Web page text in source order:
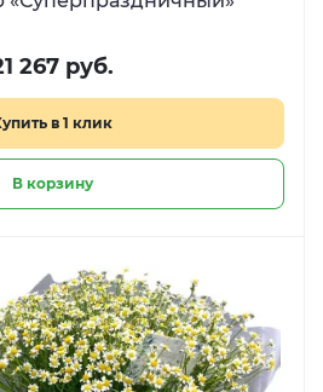
267 руб.
в 1 клик
В корзину